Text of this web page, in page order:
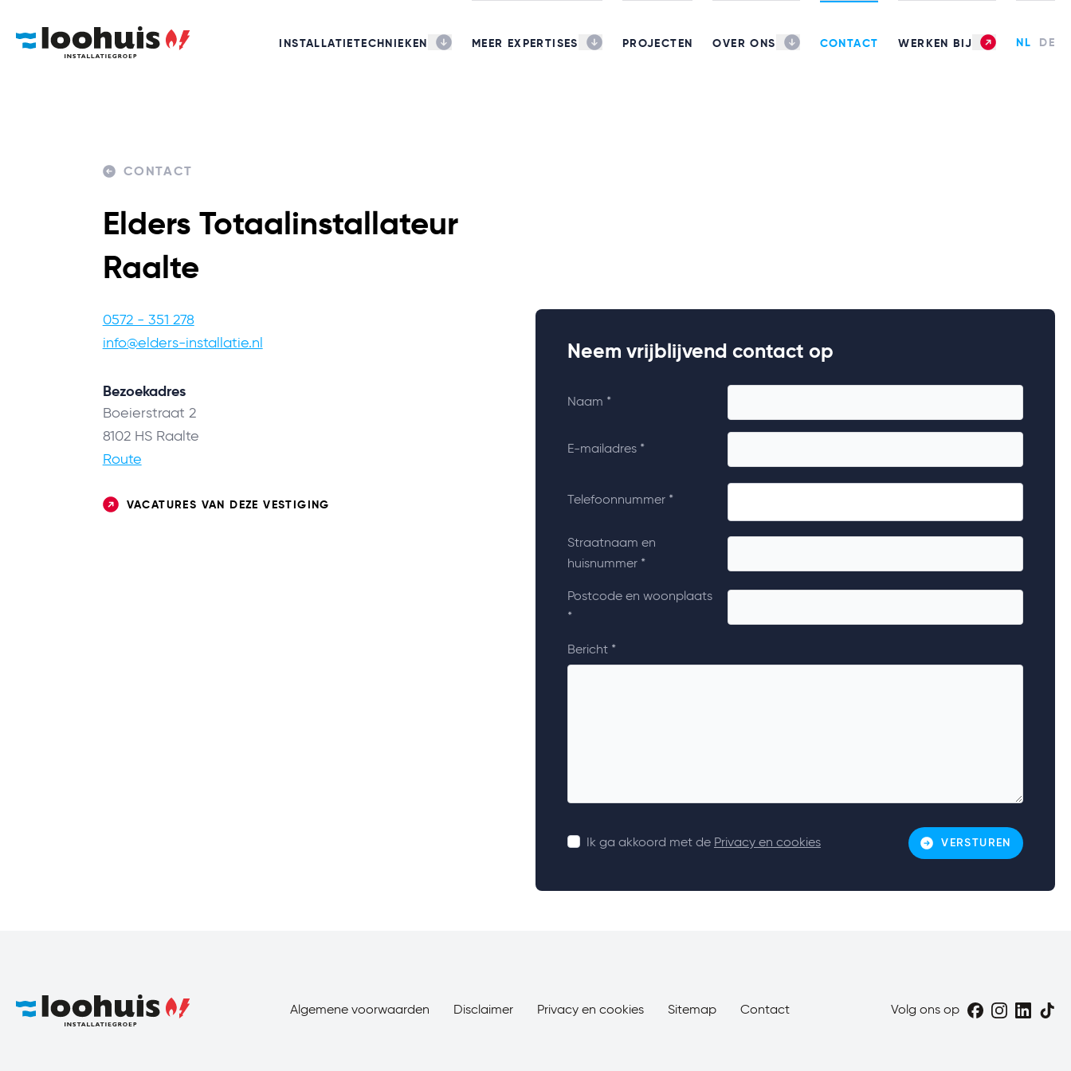
INSTALLATIETECHNIEKEN MEER EXPERTISES PROJECTEN OVER ONS CONTACT WERKEN BIJ NL DE
CONTACT
Elders Totaalinstallateur
Raalte
Neem vrijblijvend contact op
Naam *
E-mailadres *
Telefoonnummer *
Straatnaam en
huisnummer *
Postcode en woonplaats
*
Bericht *
Ik ga akkoord met de Privacy en cookies VERSTUREN
0572 - 351 278
info@elders-installatie.nl
Bezoekadres
Boeierstraat 2
8102 HS Raalte
Route
VACATURES VAN DEZE VESTIGING
Algemene voorwaarden Disclaimer Privacy en cookies Sitemap Contact Volg ons op